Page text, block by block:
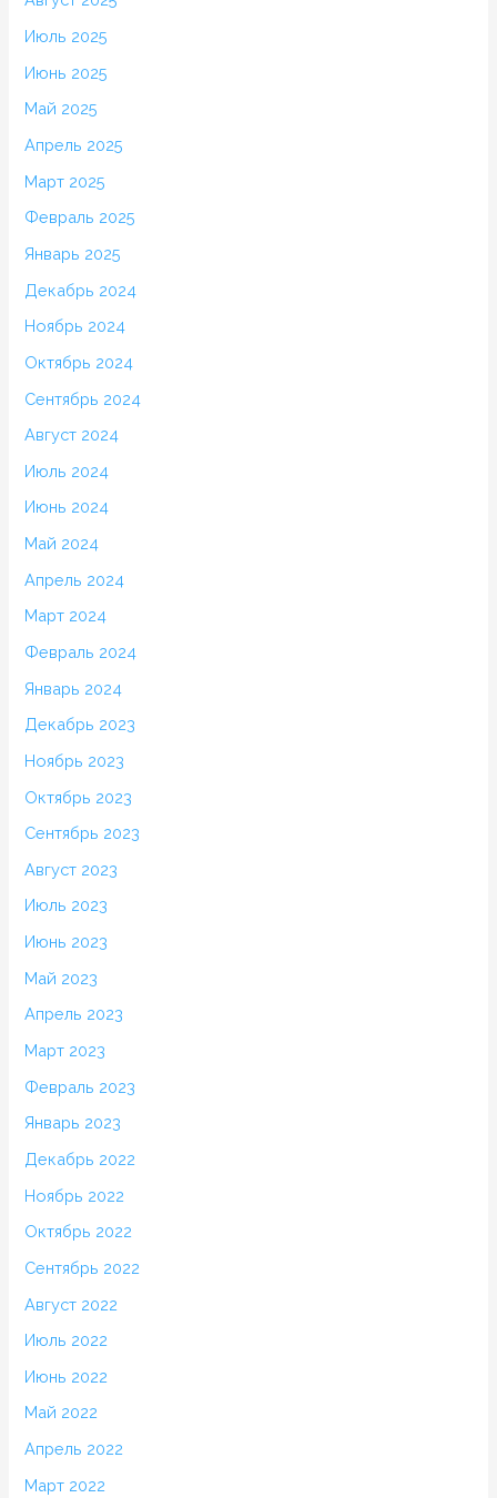
Июль 2025
Июнь 2025
Май 2025
Апрель 2025
Март 2025
Февраль 2025
Январь 2025
Декабрь 2024
Ноябрь 2024
Октябрь 2024
Сентябрь 2024
Август 2024
Июль 2024
Июнь 2024
Май 2024
Апрель 2024
Март 2024
Февраль 2024
Январь 2024
Декабрь 2023
Ноябрь 2023
Октябрь 2023
Сентябрь 2023
Август 2023
Июль 2023
Июнь 2023
Май 2023
Апрель 2023
Март 2023
Февраль 2023
Январь 2023
Декабрь 2022
Ноябрь 2022
Октябрь 2022
Сентябрь 2022
Август 2022
Июль 2022
Июнь 2022
Май 2022
Апрель 2022
Март 2022